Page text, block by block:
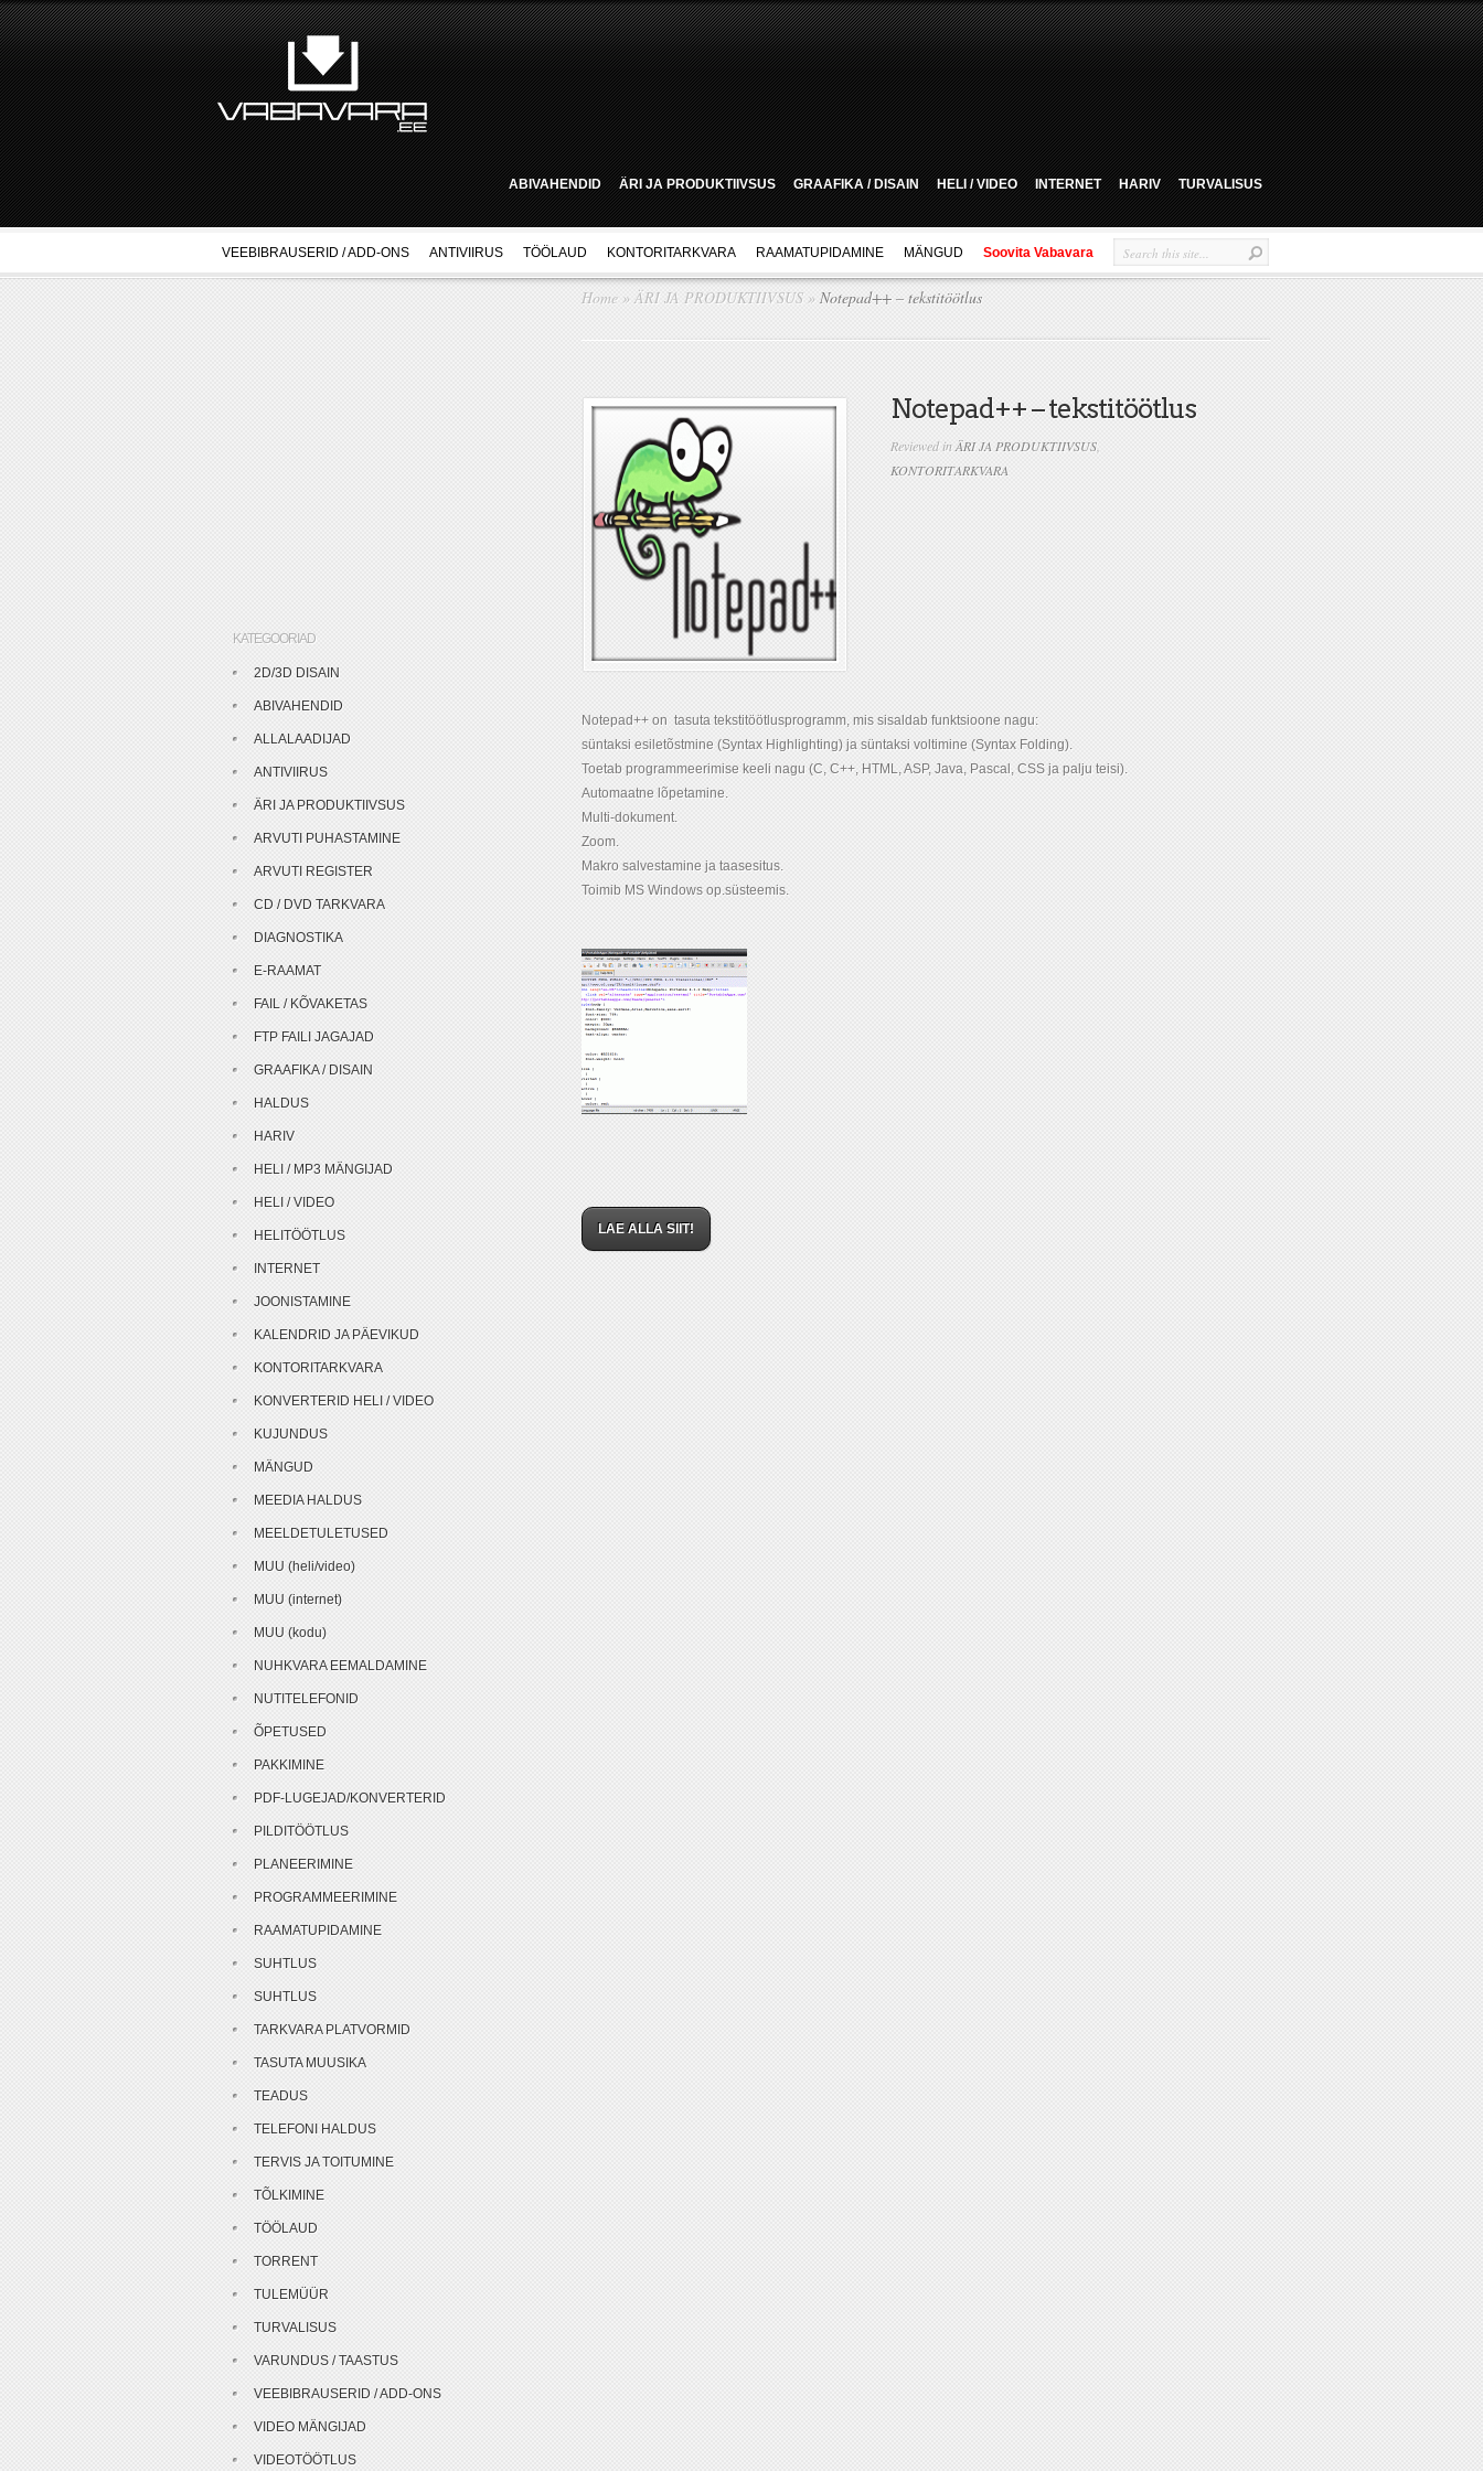
ABIVAHENDID ÄRI JA PRODUKTIIVSUS GRAAFIKA / DISAIN HELI / VIDEO INTERNET HARIV TURVALISUS
VEEBIBRAUSERID / ADD-ONS ANTIVIIRUS TÖÖLAUD KONTORITARKVARA RAAMATUPIDAMINE MÄNGUD Soovita Vabavara
Home » ÄRI JA PRODUKTIIVSUS » Notepad++ – tekstitöötlus
Notepad++ – tekstitöötlus
Reviewed inÄRI JA PRODUKTIIVSUS
KONTORITARKVARA
Notepad++ on tasuta tekstitöötlusprogramm, mis sisaldab funktsioone nagu:
süntaksi esiletõstmine (Syntax Highlighting) ja süntaksi voltimine (Syntax Folding).
Toetab programmeerimise keeli nagu (C, C++, HTML, ASP, Java, Pascal, CSS ja palju teisi).
Automaatne lõpetamine.
Multi-dokument.
Zoom.
Makro salvestamine ja taasesitus.
Toimib MS Windows op.süsteemis.
LAE ALLA SIIT!
KATEGOORIAD
2D/3D DISAIN
ABIVAHENDID
ALLALAADIJAD
ANTIVIIRUS
ÄRI JA PRODUKTIIVSUS
ARVUTI PUHASTAMINE
ARVUTI REGISTER
CD / DVD TARKVARA
DIAGNOSTIKA
E-RAAMAT
FAIL / KÕVAKETAS
FTP FAILI JAGAJAD
GRAAFIKA / DISAIN
HALDUS
HARIV
HELI / MP3 MÄNGIJAD
HELI / VIDEO
HELITÖÖTLUS
INTERNET
JOONISTAMINE
KALENDRID JA PÄEVIKUD
KONTORITARKVARA
KONVERTERID HELI / VIDEO
KUJUNDUS
MÄNGUD
MEEDIA HALDUS
MEELDETULETUSED
MUU (heli/video)
MUU (internet)
MUU (kodu)
NUHKVARA EEMALDAMINE
NUTITELEFONID
ÕPETUSED
PAKKIMINE
PDF-LUGEJAD/KONVERTERID
PILDITÖÖTLUS
PLANEERIMINE
PROGRAMMEERIMINE
RAAMATUPIDAMINE
SUHTLUS
SUHTLUS
TARKVARA PLATVORMID
TASUTA MUUSIKA
TEADUS
TELEFONI HALDUS
TERVIS JA TOITUMINE
TÕLKIMINE
TÖÖLAUD
TORRENT
TULEMÜÜR
TURVALISUS
VARUNDUS / TAASTUS
VEEBIBRAUSERID / ADD-ONS
VIDEO MÄNGIJAD
VIDEOTÖÖTLUS